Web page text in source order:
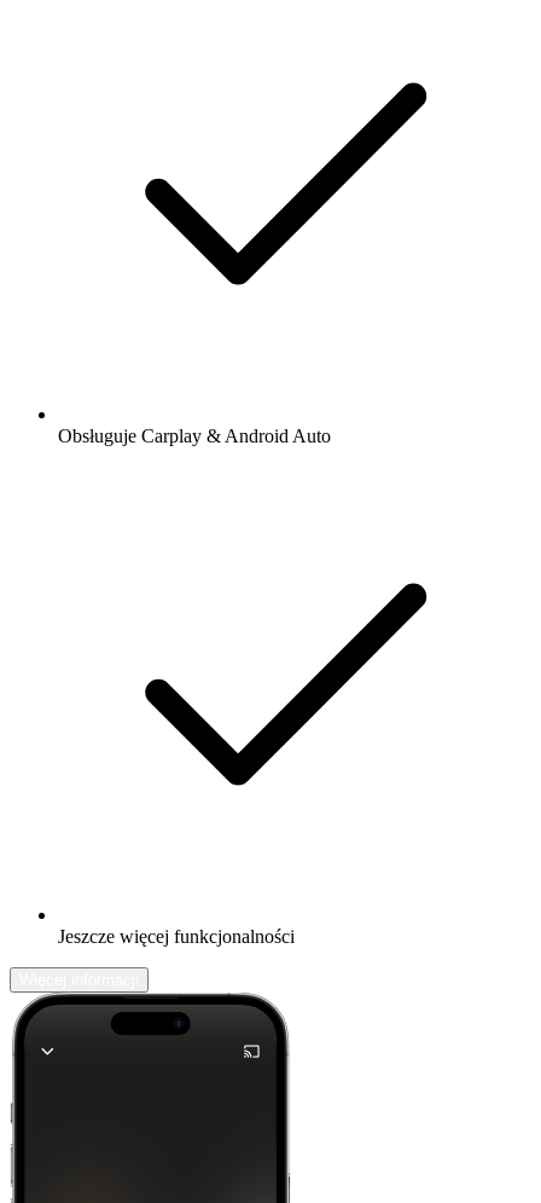
Obsługuje Carplay & Android Auto
Jeszcze więcej funkcjonalności